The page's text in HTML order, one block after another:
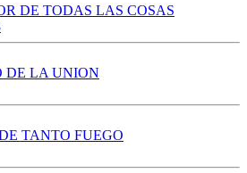
DE TODAS LAS COSAS
DE LA UNION
TANTO FUEGO